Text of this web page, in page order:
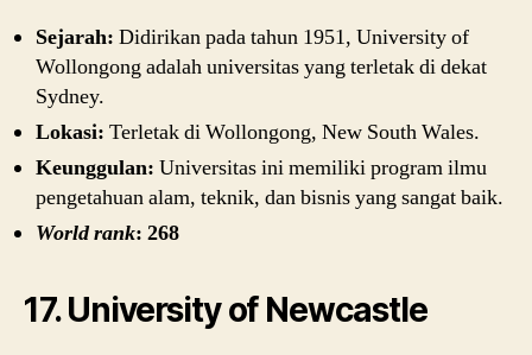
Sejarah: Didirikan pada tahun 1951, University of
Wollongong adalah universitas yang terletak di dekat
Sydney.
Lokasi: Terletak di Wollongong, New South Wales.
Keunggulan: Universitas ini memiliki program ilmu
pengetahuan alam, teknik, dan bisnis yang sangat baik.
World rank: 268
17. University of Newcastle